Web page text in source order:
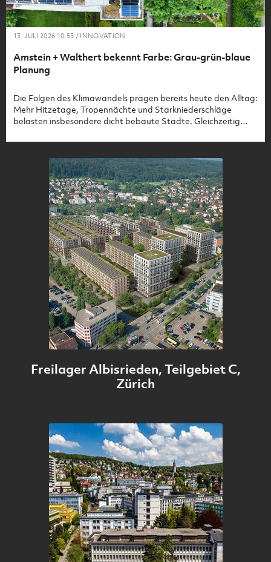
13. JULI 2026 10:53 / INNOVATION
Amstein + Walthert bekennt Farbe: Grau-grün-blaue
Planung
Die Folgen des Klimawandels prägen bereits heute den Alltag:
Mehr Hitzetage, Tropennächte und Starkniederschläge
belasten insbesondere dicht bebaute Städte. Gleichzeitig
Innenentwicklung, um Boden zu sparen und Siedlungen nach
Klimaanpassung von Beginn an fester Bestandteil der Planung
schafft dafür den Rahmen, insbesondere mit den
Handlungsfeldern «risikobasierte Klimaanpassung» und
«qualitätsvolle Innenentwicklung». Ziel ist ein klimaresilientes
Planen und Bauen, das Klimaanpassung und Lebensqualität
im Gebäudesektor verbindet.
Freilager Albisrieden, Teilgebiet C,
Zürich